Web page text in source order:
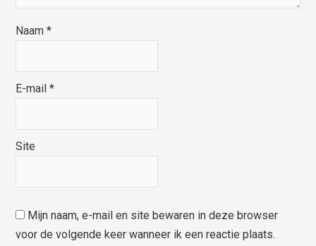
Naam*
E-mail*
Site
Mijn naam, e-mail en site bewaren in deze browser
voor de volgende keer wanneer ik een reactie plaats.